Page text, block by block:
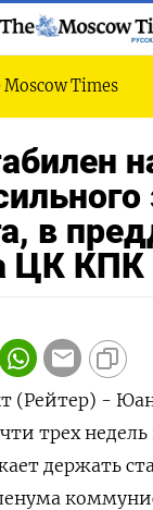
Times
в
ЦК КПК
(Рейтер) -
трех
держать